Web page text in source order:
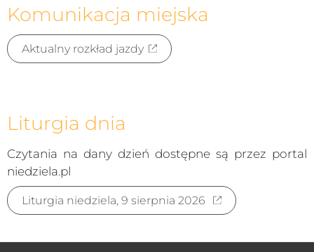
Komunikacja miejska
Aktualny rozkład jazdy
Liturgia dnia
Czytania na dany dzień dostępne są przez portal
niedziela.pl
Liturgia niedziela, 9 sierpnia 2026